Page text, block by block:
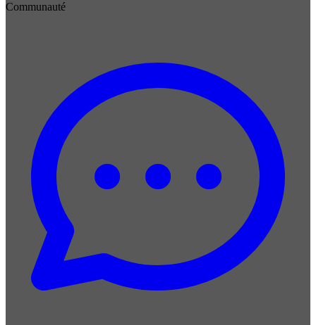
Communauté